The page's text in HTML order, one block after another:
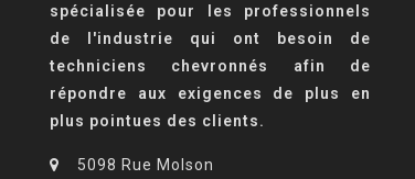
spécialisée pour les professionnels
de l'industrie qui ont besoin de
techniciens chevronnés afin de
répondre aux exigences de plus en
plus pointues des clients.
5098 Rue Molson